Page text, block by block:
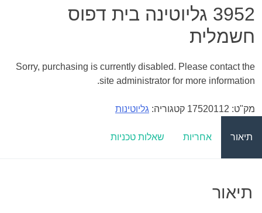
3952 גליוטינה בית דפוס
חשמלית
Sorry, purchasing is currently disabled. Please contact the
site administrator for more information.
מק"ט: 17520112 קטגוריה: גליוטינות
תיאור אחריות שאלות טכניות
תיאור